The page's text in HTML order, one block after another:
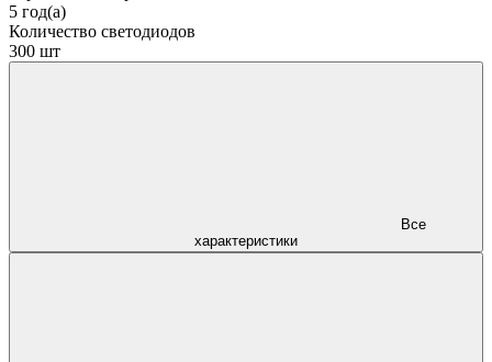
5 год(а)
Количество светодиодов
300 шт
характеристики